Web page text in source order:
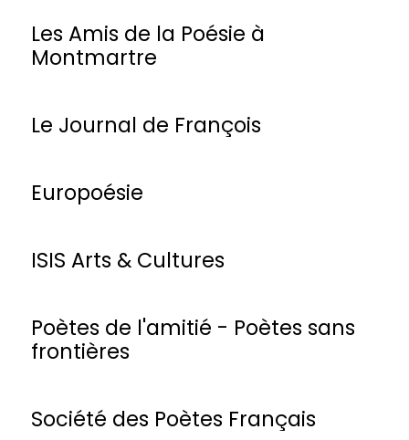
Les Amis de la Poésie à
Montmartre
Le Journal de François
Europoésie
ISIS Arts & Cultures
Poètes de l'amitié - Poètes sans
frontières
Société des Poètes Français